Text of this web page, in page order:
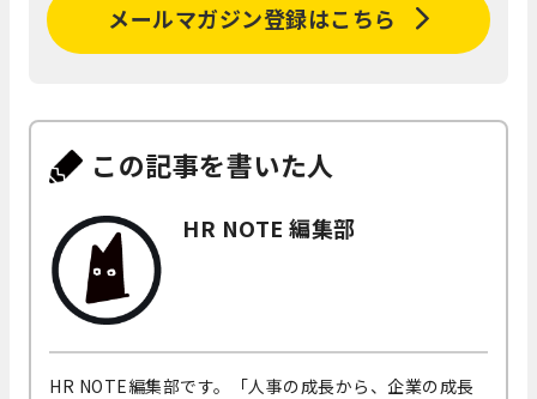
メールマガジン登録はこちら
この記事を書いた人
HR NOTE 編集部
HR NOTE編集部です。「人事の成長から、企業の成長